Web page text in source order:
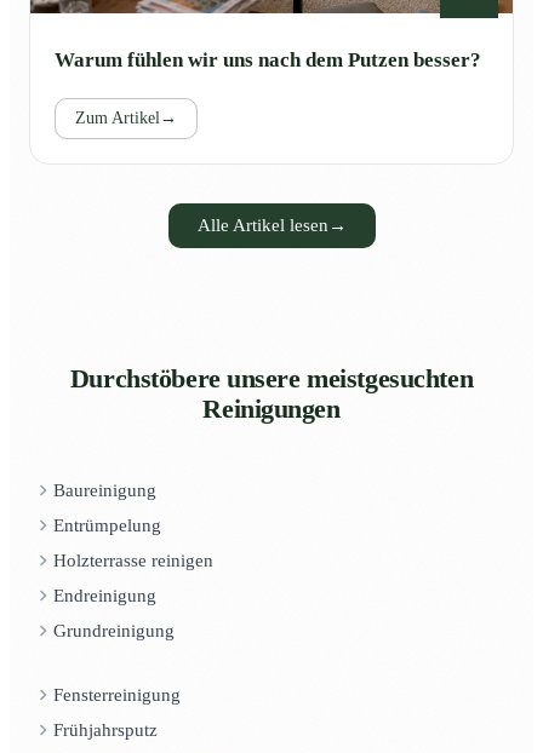
Warum fühlen wir uns nach dem Putzen besser?
Zum Artikel →
Alle Artikel lesen →
Durchstöbere unsere meistgesuchten
Reinigungen
Baureinigung
Entrümpelung
Holzterrasse reinigen
Endreinigung
Grundreinigung
Fensterreinigung
Frühjahrsputz